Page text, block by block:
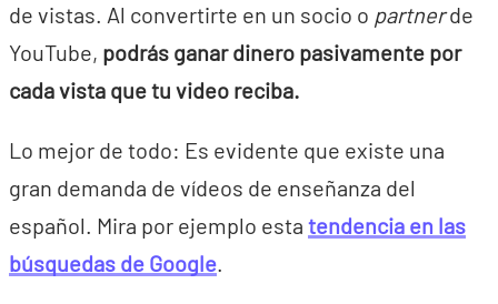
de vistas. Al convertirte en un socio o partnerde
YouTube, podrás ganar dinero pasivamente por
cada vista que tu video reciba.
Lo mejor de todo: Es evidente que existe una
gran demanda de vídeos de enseñanza del
español. Mira por ejemplo esta tendencia en las
búsquedas de Google.